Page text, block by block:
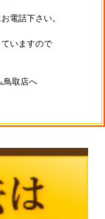
電話下さい。
いますので
鳥取店へ